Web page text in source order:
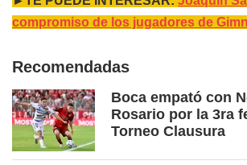
compromiso de los jugadores de
Recomendadas
Boca empató con
Rosario por la 3ra
Torneo Clausura